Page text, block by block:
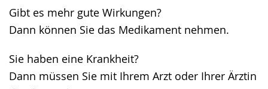
Gibt es mehr gute Wirkungen?
Dann können Sie das Medikament nehmen.
Sie haben eine Krankheit?
Dann müssen Sie mit Ihrem Arzt oder Ihrer Ärztin